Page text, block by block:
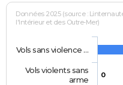
Données 2025 (source :
l'Intérieur et des Outre-Mer)
0
Vols sans violence …
Vols violents sans
arme